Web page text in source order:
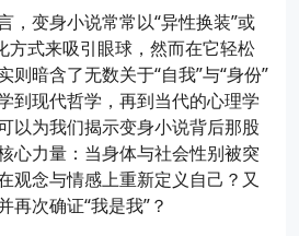
，变身小说常常以“异性换装”或
方式来吸引眼球，然而在它轻松
则暗含了无数关于“自我”与“身份”
到现代哲学，再到当代的心理学
以为我们揭示变身小说背后那股
心力量：当身体与社会性别被突
观念与情感上重新定义自己？又
再次确证“我是我”？